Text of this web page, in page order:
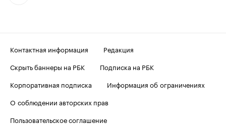
Контактная информация
Редакция
Скрыть баннеры на РБК
Подписка на РБК
Корпоративная подписка
Информация об ограничениях
О соблюдении авторских прав
Пользовательское соглашение